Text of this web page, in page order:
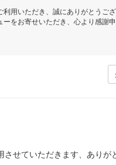
利用いただき、誠にありがとうござ
ーをお寄せいただき、心より感謝申
ございます！」のお言葉、こちら
びいただけたとのこと、スタッフ
・そばけん満足店
させていただきます、ありが